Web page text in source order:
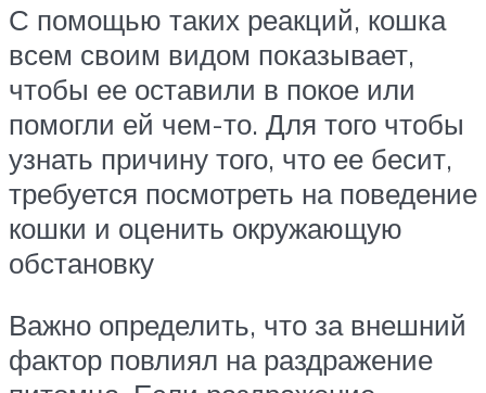
С помощью таких реакций, кошка
всем своим видом показывает,
чтобы ее оставили в покое или
помогли ей чем-то. Для того чтобы
узнать причину того, что ее бесит,
требуется посмотреть на поведение
кошки и оценить окружающую
обстановку
Важно определить, что за внешний
фактор повлиял на раздражение